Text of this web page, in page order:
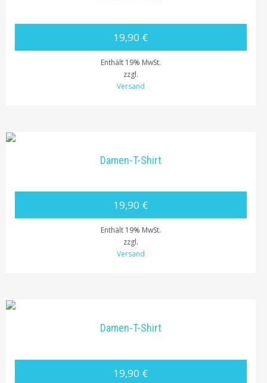
19,90 €
Enthält 19% MwSt.
zzgl.
Versand
Damen-T-Shirt
19,90 €
Enthält 19% MwSt.
zzgl.
Versand
Damen-T-Shirt
19,90 €